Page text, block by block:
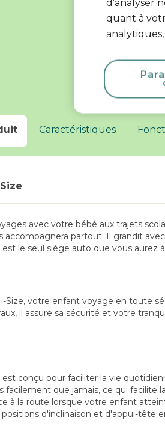
d’analyser
quant à
avec votre bébé aux trajets
accompagnera partout. Il grandit
est le seul siège auto que vous aurez
Size, votre enfant voyage en toute
il assure sa sécurité et votre
est conçu pour faciliter la vie
facilement que jamais, ce qui
à la route lorsque votre enfant
d'inclinaison et d'appui-tête
Caractéristiques